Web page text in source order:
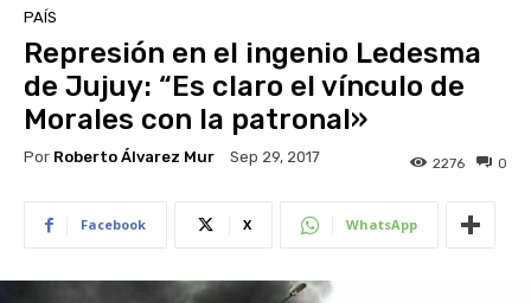
PAÍS
Represión en el ingenio Ledesma
de Jujuy: “Es claro el vínculo de
Morales con la patronal»
Por Roberto Álvarez Mur Sep 29, 2017 0
2276
Facebook X WhatsApp